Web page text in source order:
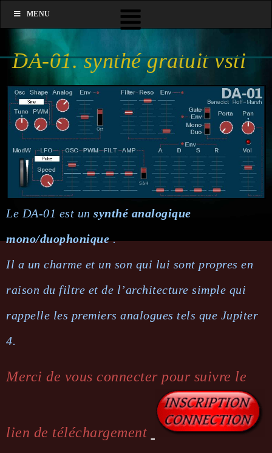
DA-01. synthé gratuit vsti
Le DA-01 est un synthé analogique
mono/duophonique.
Il a un charme et un son qui lui sont propres en
raison du filtre et de l’architecture simple qui
rappelle les premiers analogues tels que Jupiter
4.
Merci de vous connecter pour suivre le
lien de téléchargement
MENU